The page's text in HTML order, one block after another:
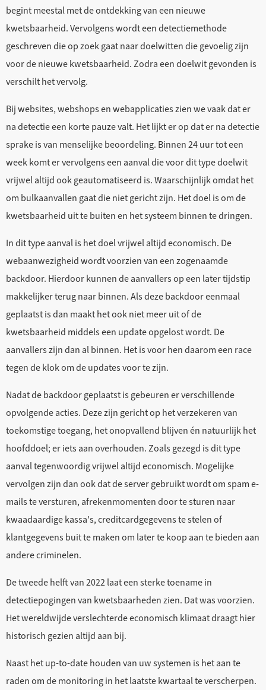
begint meestal met de ontdekking van een nieuwe
kwetsbaarheid. Vervolgens wordt een detectiemethode
geschreven die op zoek gaat naar doelwitten die gevoelig zijn
voor de nieuwe kwetsbaarheid. Zodra een doelwit gevonden is
verschilt het vervolg.
Bij websites, webshops en webapplicaties zien we vaak dat er
na detectie een korte pauze valt. Het lijkt er op dat er na detectie
sprake is van menselijke beoordeling. Binnen 24 uur tot een
week komt er vervolgens een aanval die voor dit type doelwit
vrijwel altijd ook geautomatiseerd is. Waarschijnlijk omdat het
om bulkaanvallen gaat die niet gericht zijn. Het doel is om de
kwetsbaarheid uit te buiten en het systeem binnen te dringen.
In dit type aanval is het doel vrijwel altijd economisch. De
webaanwezigheid wordt voorzien van een zogenaamde
backdoor. Hierdoor kunnen de aanvallers op een later tijdstip
makkelijker terug naar binnen. Als deze backdoor eenmaal
geplaatst is dan maakt het ook niet meer uit of de
kwetsbaarheid middels een update opgelost wordt. De
aanvallers zijn dan al binnen. Het is voor hen daarom een race
tegen de klok om de updates voor te zijn.
Nadat de backdoor geplaatst is gebeuren er verschillende
opvolgende acties. Deze zijn gericht op het verzekeren van
toekomstige toegang, het onopvallend blijven én natuurlijk het
hoofddoel; er iets aan overhouden. Zoals gezegd is dit type
aanval tegenwoordig vrijwel altijd economisch. Mogelijke
vervolgen zijn dan ook dat de server gebruikt wordt om spam e-
mails te versturen, afrekenmomenten door te sturen naar
kwaadaardige kassa's, creditcardgegevens te stelen of
klantgegevens buit te maken om later te koop aan te bieden aan
andere criminelen.
De tweede helft van 2022 laat een sterke toename in
detectiepogingen van kwetsbaarheden zien. Dat was voorzien.
Het wereldwijde verslechterde economisch klimaat draagt hier
historisch gezien altijd aan bij.
Naast het up-to-date houden van uw systemen is het aan te
raden om de monitoring in het laatste kwartaal te verscherpen.